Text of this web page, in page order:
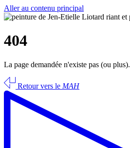
Aller au contenu principal
404
La page demandée n'existe pas (ou plus).
Retour vers le MAH